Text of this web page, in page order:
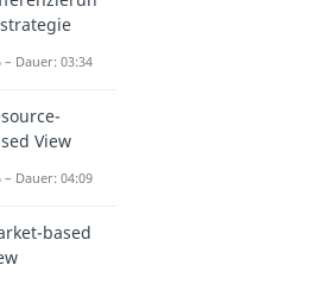
– Dauer: 03:34
View
– Dauer: 04:09
based